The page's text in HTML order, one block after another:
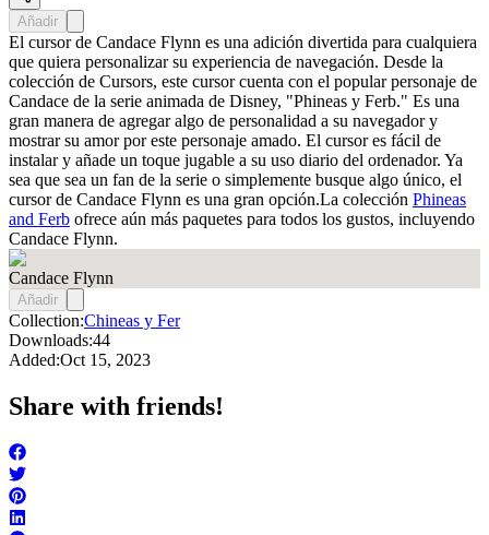
Añadir
El cursor de Candace Flynn es una adición divertida para cualquiera
que quiera personalizar su experiencia de navegación. Desde la
colección de Cursors, este cursor cuenta con el popular personaje de
Candace de la serie animada de Disney, "Phineas y Ferb." Es una
gran manera de agregar algo de personalidad a su navegador y
mostrar su amor por este personaje amado. El cursor es fácil de
instalar y añade un toque jugable a su uso diario del ordenador. Ya
sea que sea un fan de la serie o simplemente busque algo único, el
cursor de Candace Flynn es una gran opción.La colección Phineas
and Ferb ofrece aún más paquetes para todos los gustos, incluyendo
Candace Flynn.
Candace Flynn
Añadir
Collection:Chineas y Fer
Downloads:44
Added:Oct 15, 2023
Share with friends!